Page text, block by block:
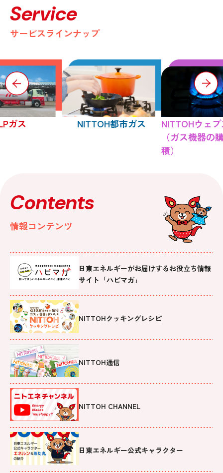
Service
サービスラインナップ
ガス NITTOH都市ガス
NITTOHウェ
（ガス機器の
積）
Contents
情報コンテンツ
日東エネルギーがお届けするお役立ち情報
サイト「ハピマガ」
NITTOHクッキングレシピ
NITTOH通信
NITTOH CHANNEL
日東エネルギー公式キャラクター